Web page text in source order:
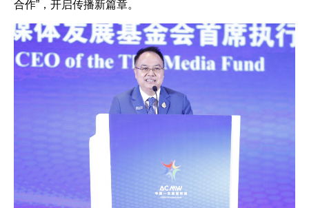
合作”，开启传播新篇章。